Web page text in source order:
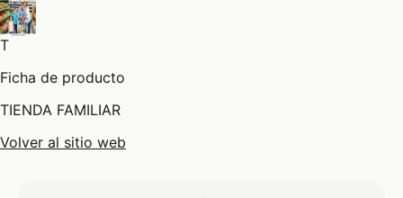
T
Ficha de producto
TIENDA FAMILIAR
Volver al sitio web